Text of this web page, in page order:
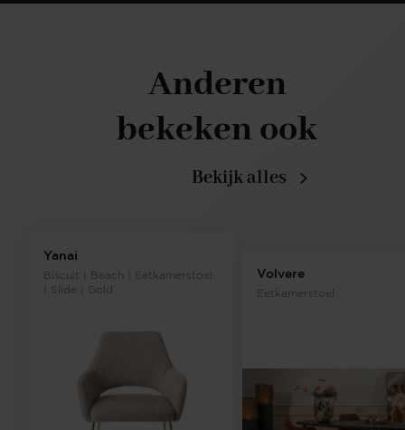
Yanai
Biscuit | Beach | Eetkamerstoel
| Slide | Gold
Volvere
Eetkamerstoel
Anderen
bekeken ook
Bekijk alles